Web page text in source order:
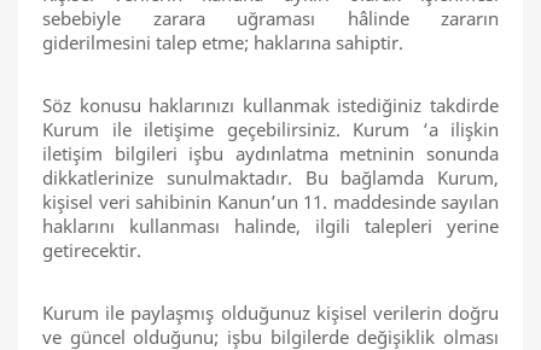
sebebiyle zarara uğraması hâlinde zararın
giderilmesini talep etme; haklarına sahiptir.
Söz konusu haklarınızı kullanmak istediğiniz takdirde
Kurum ile iletişime geçebilirsiniz. Kurum ‘a ilişkin
iletişim bilgileri işbu aydınlatma metninin sonunda
dikkatlerinize sunulmaktadır. Bu bağlamda Kurum,
kişisel veri sahibinin Kanun’un 11. maddesinde sayılan
haklarını kullanması halinde, ilgili talepleri yerine
getirecektir.
Kurum ile paylaşmış olduğunuz kişisel verilerin doğru
ve güncel olduğunu; işbu bilgilerde değişiklik olması